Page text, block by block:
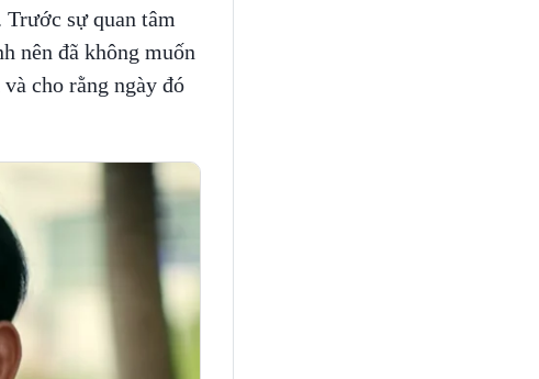
sự quan tâm
nên đã không muốn
cho rằng ngày đó